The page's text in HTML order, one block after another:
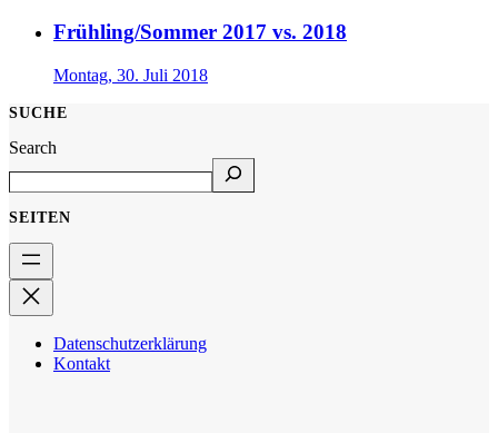
Frühling/Sommer 2017 vs. 2018
Montag, 30. Juli 2018
SUCHE
Search
SEITEN
Datenschutzerklärung
Kontakt